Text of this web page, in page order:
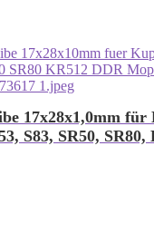
17x28x1,0mm
S83, SR50, SR80,